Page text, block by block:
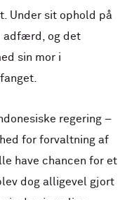
Under sit ophold på
adfærd, og det
sin mor i
regering –
for forvaltning af
have chancen for et
dog alligevel gjort